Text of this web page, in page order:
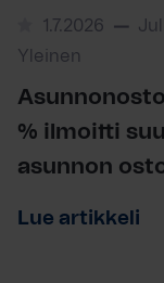
1.7.2026
Yleinen
% ilmoitti
asunnon
Lue artikkeli